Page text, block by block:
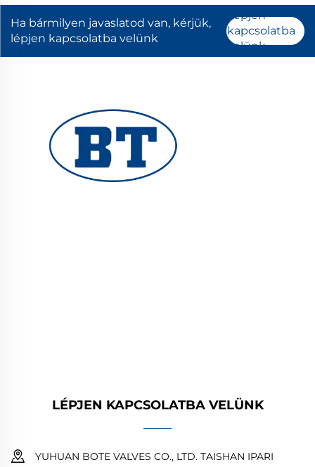
Ha bármilyen javaslatod van, kérjük,
lépjen kapcsolatba velünk
Lépjen
kapcsolatba
velünk
LÉPJEN KAPCSOLATBA VELÜNK
YUHUAN BOTE VALVES CO., LTD. TAISHAN IPARI